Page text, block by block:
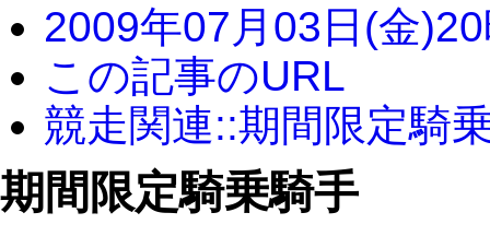
2009年07月03日(金
この記事のURL
競走関連::期間限定騎
期間限定騎乗騎手